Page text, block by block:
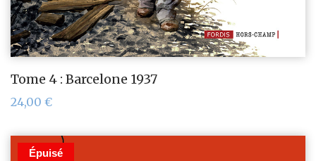
Tome 4 : Barcelone 1937
24,00 €
Épuisé